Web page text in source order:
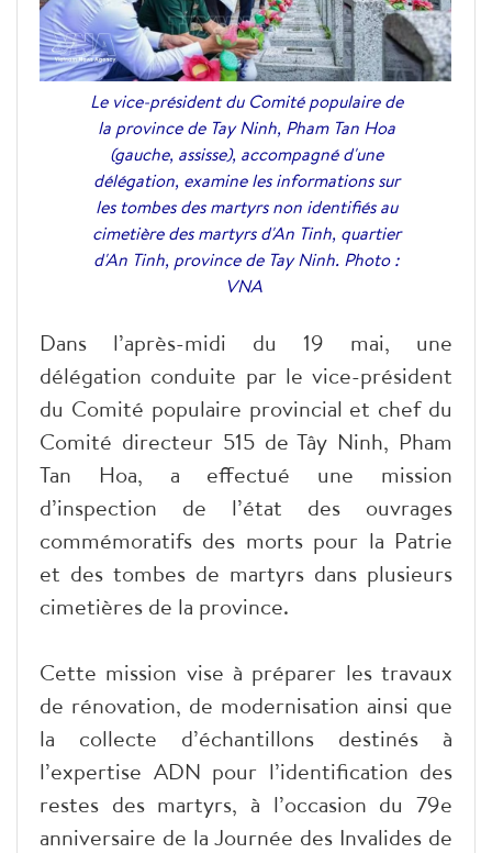
Le vice-président du Comité populaire de
la province de Tay Ninh, Pham Tan Hoa
(gauche, assisse), accompagné d'une
délégation, examine les informations sur
les tombes des martyrs non identifiés au
cimetière des martyrs d'An Tinh, quartier
d'An Tinh, province de Tay Ninh. Photo :
VNA
Dans l’après-midi du 19 mai, une
délégation conduite par le vice-président
du Comité populaire provincial et chef du
Comité directeur 515 de Tây Ninh, Pham
Tan Hoa, a effectué une mission
d’inspection de l’état des ouvrages
commémoratifs des morts pour la Patrie
et des tombes de martyrs dans plusieurs
cimetières de la province.
Cette mission vise à préparer les travaux
de rénovation, de modernisation ainsi que
la collecte d’échantillons destinés à
l’expertise ADN pour l’identification des
restes des martyrs, à l’occasion du 79e
anniversaire de la Journée des Invalides de